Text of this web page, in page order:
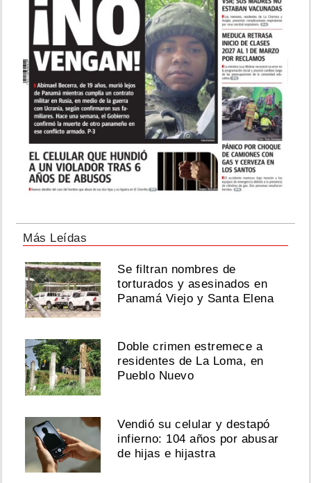
Más Leídas
Se filtran nombres de
torturados y asesinados en
Panamá Viejo y Santa Elena
Doble crimen estremece a
residentes de La Loma, en
Pueblo Nuevo
Vendió su celular y destapó
infierno: 104 años por abusar
de hijas e hijastra